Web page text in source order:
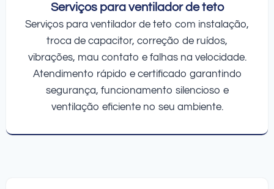
Serviços para ventilador de teto
Serviços para ventilador de teto com instalação,
troca de capacitor, correção de ruídos,
vibrações, mau contato e falhas na velocidade.
Atendimento rápido e certificado garantindo
segurança, funcionamento silencioso e
ventilação eficiente no seu ambiente.